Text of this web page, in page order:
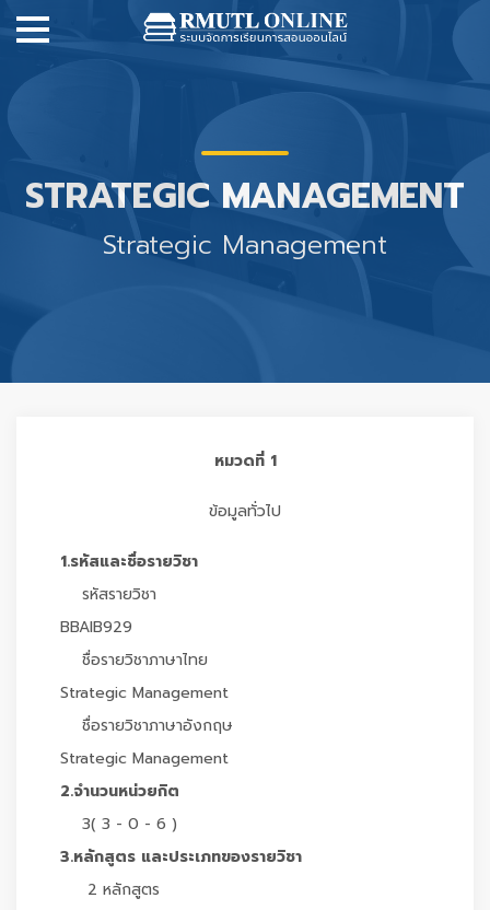
STRATEGIC MANAGEMENT
Strategic Management
หมวดที่ 1
ข้อมูลทั่วไป
1.รหัสและชื่อรายวิชา
รหัสรายวิชา
BBAIB929
ชื่อรายวิชาภาษาไทย
Strategic Management
ชื่อรายวิชาภาษาอังกฤษ
Strategic Management
2.จำนวนหน่วยกิต
3( 3 - 0 - 6 )
3.หลักสูตร และประเภทของรายวิชา
2 หลักสูตร